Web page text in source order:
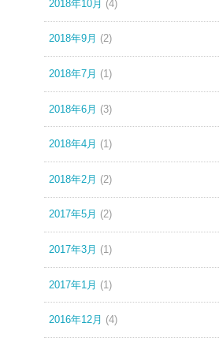
2018年10月 (4)
2018年9月 (2)
2018年7月 (1)
2018年6月 (3)
2018年4月 (1)
2018年2月 (2)
2017年5月 (2)
2017年3月 (1)
2017年1月 (1)
2016年12月 (4)